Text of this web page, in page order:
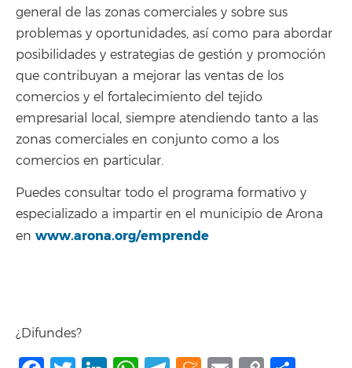
general de las zonas comerciales y sobre sus
problemas y oportunidades, así como para abordar
posibilidades y estrategias de gestión y promoción
que contribuyan a mejorar las ventas de los
comercios y el fortalecimiento del tejido
empresarial local, siempre atendiendo tanto a las
zonas comerciales en conjunto como a los
comercios en particular.
Puedes consultar todo el programa formativo y
especializado a impartir en el municipio de Arona
en www.arona.org/emprende
¿Difundes?